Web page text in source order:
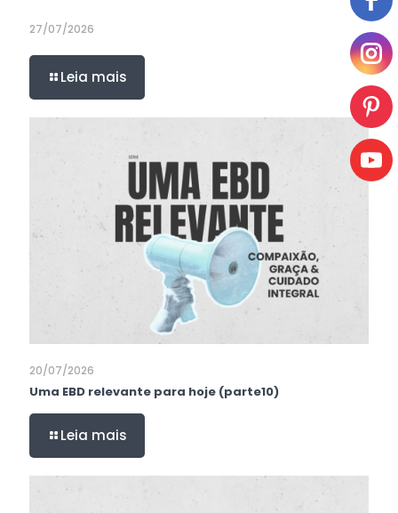
27/07/2026
Leia mais
20/07/2026
Uma EBD relevante para hoje (parte10)
Leia mais